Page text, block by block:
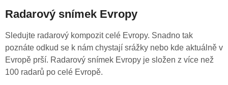
Radarový snímek Evropy
Sledujte radarový kompozit celé Evropy. Snadno tak
poznáte odkud se k nám chystají srážky nebo kde aktuálně v
Evropě prší. Radarový snímek Evropy je složen z více než
100 radarů po celé Evropě.